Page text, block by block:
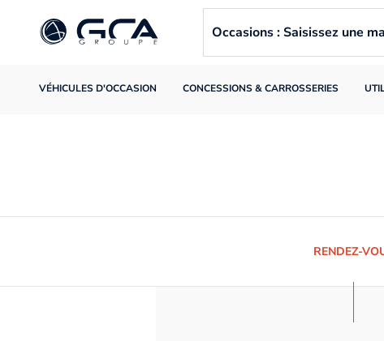
VÉHICULES D'OCCASION CONCESSIONS & CARROSSERIES
Occasions : Saisissez une
RENDEZ-